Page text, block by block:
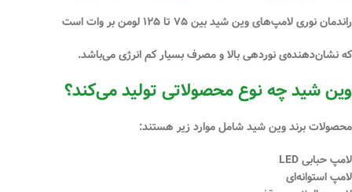
راندمان نوری لامپ‌هایوین شیدبین۷۵ تا ۱۲۵ لومن بر واتاست
که نشان‌دهنده‌ینوردهی بالا و مصرف بسیار کم انرژیمی‌باشد.
وین شید چه نوع محصولاتی تولید می‌کند؟
محصولات برند وین شید شامل موارد زیر هستند:
لامپ حبابی LED
لامپ استوانه‌ای